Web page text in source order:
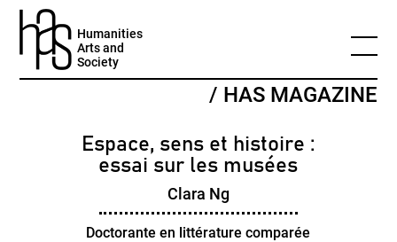
Humanities
Arts and
Society
/ HAS MAGAZINE
Espace, sens et histoire :
essai sur les musées
Clara Ng
Doctorante en littérature comparée